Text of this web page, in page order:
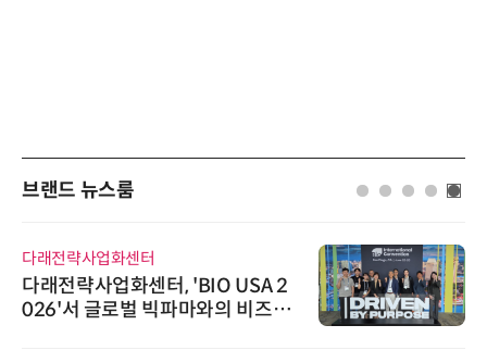
브랜드 뉴스룸
다래전략사업화센터
다래전략사업화센터, 'BIO USA 2
026'서 글로벌 빅파마와의 비즈니